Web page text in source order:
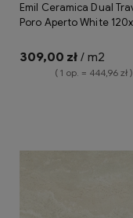
Emil Ceramica Dual
Poro Aperto White
imitujące trawertyn
309,00 zł / m2
( 1 op. = 444,96 zł )